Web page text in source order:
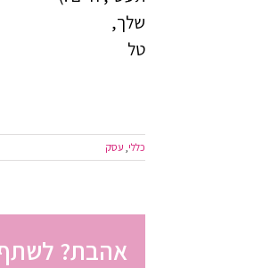
שלך,
טל
כללי, עסק
אהבת? לשתף